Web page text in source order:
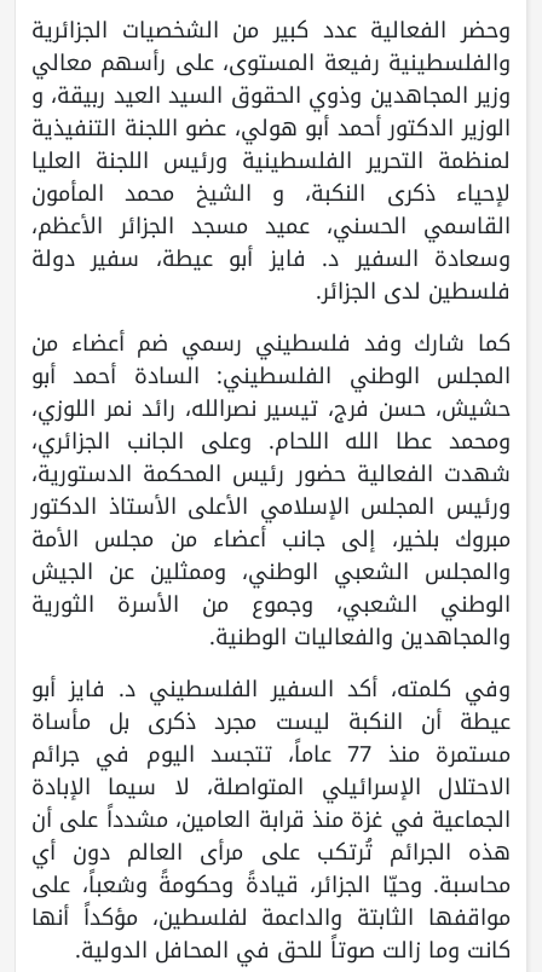
وحضر الفعالية عدد كبير من الشخصيات الجزائرية
والفلسطينية رفيعة المستوى، على رأسهم معالي
وزير المجاهدين وذوي الحقوق السيد العيد ربيقة، و
الوزير الدكتور أحمد أبو هولي، عضو اللجنة التنفيذية
لمنظمة التحرير الفلسطينية ورئيس اللجنة العليا
لإحياء ذكرى النكبة، و الشيخ محمد المأمون
القاسمي الحسني، عميد مسجد الجزائر الأعظم،
وسعادة السفير د. فايز أبو عيطة، سفير دولة
فلسطين لدى الجزائر.
كما شارك وفد فلسطيني رسمي ضم أعضاء من
المجلس الوطني الفلسطيني: السادة أحمد أبو
حشيش، حسن فرج، تيسير نصرالله، رائد نمر اللوزي،
ومحمد عطا الله اللحام. وعلى الجانب الجزائري،
شهدت الفعالية حضور رئيس المحكمة الدستورية،
ورئيس المجلس الإسلامي الأعلى الأستاذ الدكتور
مبروك بلخير، إلى جانب أعضاء من مجلس الأمة
والمجلس الشعبي الوطني، وممثلين عن الجيش
الوطني الشعبي، وجموع من الأسرة الثورية
والمجاهدين والفعاليات الوطنية.
وفي كلمته، أكد السفير الفلسطيني د. فايز أبو
عيطة أن النكبة ليست مجرد ذكرى بل مأساة
مستمرة منذ 77 عاماً، تتجسد اليوم في جرائم
الاحتلال الإسرائيلي المتواصلة، لا سيما الإبادة
الجماعية في غزة منذ قرابة العامين، مشدداً على أن
هذه الجرائم تُرتكب على مرأى العالم دون أي
محاسبة. وحيّا الجزائر، قيادةً وحكومةً وشعباً، على
مواقفها الثابتة والداعمة لفلسطين، مؤكداً أنها
كانت وما زالت صوتاً للحق في المحافل الدولية.